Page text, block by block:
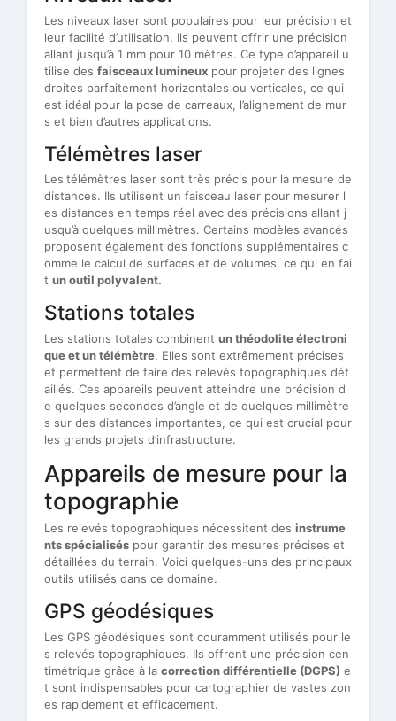
Les niveaux laser sont populaires pour leur précision et
leur facilité d’utilisation. Ils peuvent offrir une précision
allant jusqu’à 1 mm pour 10 mètres. Ce type d’appareil u
tilise des faisceaux lumineux pour projeter des lignes
droites parfaitement horizontales ou verticales, ce qui
est idéal pour la pose de carreaux, l’alignement de mur
s et bien d’autres applications.
Télémètres laser
Les télémètres laser sont très précis pour la mesure de
distances. Ils utilisent un faisceau laser pour mesurer l
es distances en temps réel avec des précisions allant j
usqu’à quelques millimètres. Certains modèles avancés
proposent également des fonctions supplémentaires c
omme le calcul de surfaces et de volumes, ce qui en fai
t un outil polyvalent.
Stations totales
Les stations totales combinent un théodolite électroni
que et un télémètre. Elles sont extrêmement précises
et permettent de faire des relevés topographiques dét
aillés. Ces appareils peuvent atteindre une précision d
e quelques secondes d’angle et de quelques millimètre
s sur des distances importantes, ce qui est crucial pour
les grands projets d’infrastructure.
Appareils de mesure pour la
topographie
Les relevés topographiques nécessitent des instrume
nts spécialisés pour garantir des mesures précises et
détaillées du terrain. Voici quelques-uns des principaux
outils utilisés dans ce domaine.
GPS géodésiques
Les GPS géodésiques sont couramment utilisés pour le
s relevés topographiques. Ils offrent une précision cen
timétrique grâce à la correction différentielle (DGPS) e
t sont indispensables pour cartographier de vastes zon
es rapidement et efficacement.